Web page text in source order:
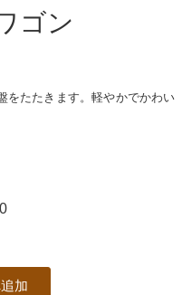
ゴン
をたたきます。軽やかでかわい
加